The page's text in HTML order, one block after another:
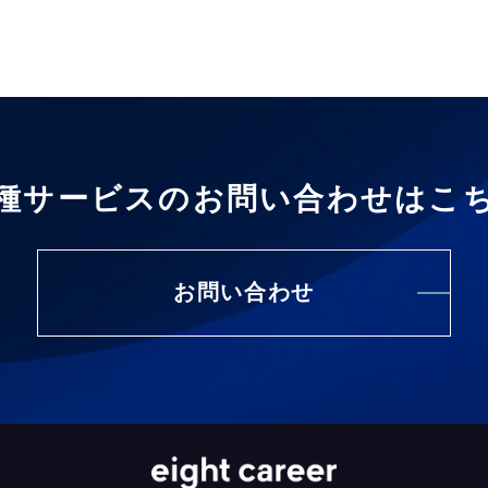
サービスのお問い合わせはこ
お問い合わせ